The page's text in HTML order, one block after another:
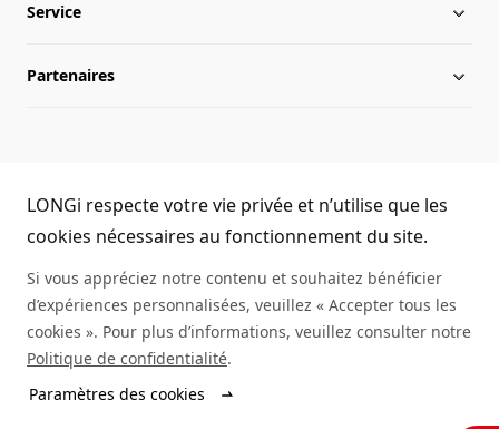
Chronologie
Présence internationale
Développement durable
Environnement de travail
Plan du site
Infos du secteur
Activités LONGi
Service
Téléchargement
Réalisations
Authenticité des modules
Demande d'informations sur un service
Rechercher un distributeur
Partenaires
(+86) 4008 601012
LONGi respecte votre vie privée et n’utilise que les
cookies nécessaires au fonctionnement du site.
Si vous appréciez notre contenu et souhaitez bénéficier
d’expériences personnalisées, veuillez « Accepter tous les
cookies ». Pour plus d’informations, veuillez consulter notre
Politique de confidentialité.
Paramètres des cookies